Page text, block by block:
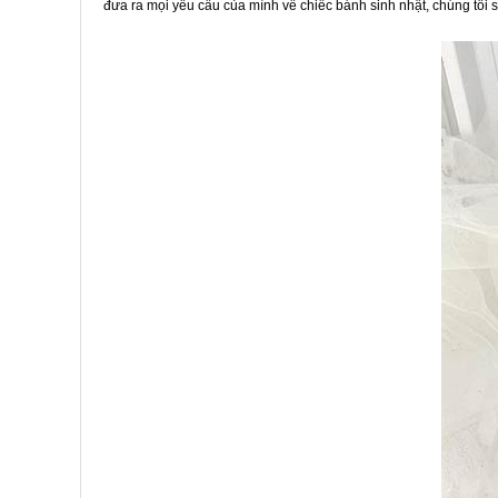
đưa ra mọi yêu cầu của mình về chiếc bánh sinh nhật, chúng